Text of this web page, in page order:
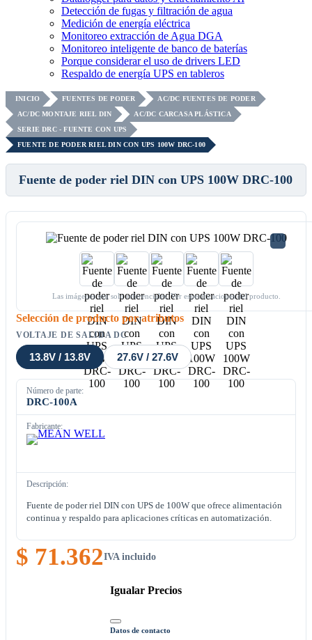
Detección de fugas y filtración de agua
Medición de energía eléctrica
Monitoreo extracción de Agua DGA
Monitoreo inteligente de banco de baterías
Porque considerar el uso de drivers LED
Respaldo de energía UPS en tableros
INICIO FUENTES DE PODER
AC/DC FUENTES DE PODER
AC/DC MONTAJE RIEL DIN
AC/DC CARCASA PLÁSTICA
SERIE DRC - FUENTE CON UPS
FUENTE DE PODER RIEL DIN CON UPS 100W DRC-100
Fuente de poder riel DIN con UPS 100W DRC-100
Las imágenes son solo referenciales. Ver especificaciones del producto.
Selección de producto por atributos
VOLTAJE DE SALIDA DC
13.8V / 13.8V 27.6V / 27.6V
Número de parte:
DRC-100A
Fabricante:
Descripción:
Fuente de poder riel DIN con UPS de 100W que ofrece alimentación
continua y respaldo para aplicaciones críticas en automatización.
$ 71.362IVA incluido
Igualar Precios
Datos de contacto